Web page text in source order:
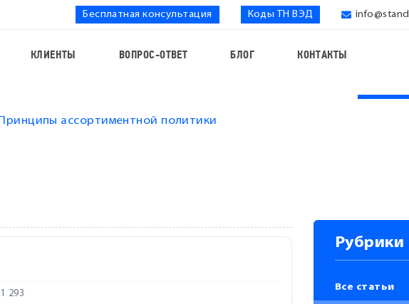
Бесплатная консультация Коды ТН ВЭД
КЛИЕНТЫ ВОПРОС-ОТВЕТ БЛОГ КОНТАКТЫ
Принципы ассортиментной политики
293
Рубрики
Все статьи